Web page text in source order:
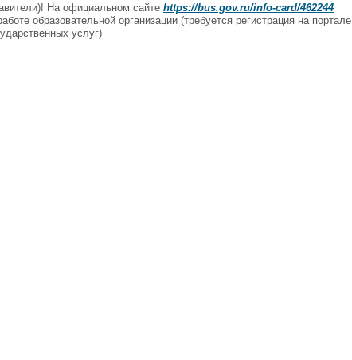
На официальном сайте https://bus.gov.ru/info-card/462244
образовательной организации (требуется регистрация на портале
услуг)